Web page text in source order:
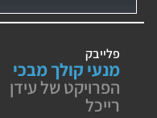
פלייבק
מנעי קולך מבכי
הפרויקט של עידן
רייכל